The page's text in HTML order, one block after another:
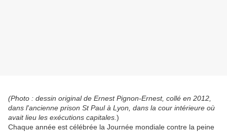
(Photo : dessin original de Ernest Pignon-Ernest, collé en 2012,
dans l'ancienne prison St Paul à Lyon, dans la cour intérieure où
avait lieu les exécutions capitales. )
Chaque année est célébrée la Journée mondiale contre la peine